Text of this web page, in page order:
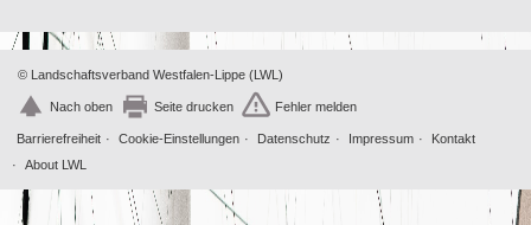
Mai 2
Februar
Januar 1
2019
Dezember 2
© Landschaftsverband Westfalen-Lippe (LWL)
Nach oben Seite drucken Fehler melden
Barrierefreiheit Cookie-Einstellungen Datenschutz Impressum
Kontakt
About LWL